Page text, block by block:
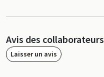
Avis des collaborateurs
Laisser un avis